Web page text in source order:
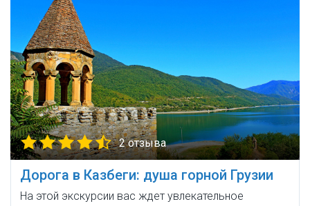
2 отзыва
Дорога в Казбеги: душа горной Грузии
На этой экскурсии вас ждет увлекательное